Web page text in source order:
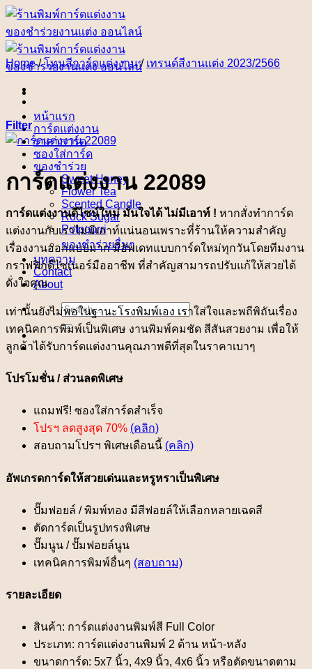
Skip
content
หน้าแรก
การ์ดแต่งงาน
ราคาการ์ด
ซองใส่การ์ด
ของชำร่วย
Sweet Honey
Flower Tea
Scented Candle
Rock Sugar
Potpourri
ของชำร่วยอื่นๆ
บทความ
Contact
About
Search
for:
Home / โทนสีการ์ดแต่งงาน / เทรนด์สีงานแต่ง 2023/2566
Filter
การ์ดแต่งงาน 22089
การ์ดแต่งงานดีไซน์ใหม่ มั่นใจได้ ไม่มีเอาท์ ! หากสั่งทำการ์ด
แต่งงานกับเราไม่มีเอาท์แน่นอนเพราะที่ร้านให้ความสำคัญ
เรื่องงานออกแบบมาก มีอัพเดทแบบการ์ดใหม่ทุกวันโดยทีมงาน
กราฟฟิกดีไซเนอร์มืออาชีพ ที่สำคัญสามารถปรับแก้ให้สวยได้
ดั่งใจคุณ
เท่านั้นยังไม่พอในฐานะโรงพิมพ์เอง เราใส่ใจและพถีพิถันเรื่อง
เทคนิคการพิมพ์เป็นพิเศษ งานพิมพ์คมชัด สีสันสวยงาม เพื่อให้
ลูกค้าได้รับการ์ดแต่งงานคุณภาพดีที่สุดในราคาเบาๆ
โปรโมชั่น / ส่วนลดพิเศษ
แถมฟรี! ซองใส่การ์ดสำเร็จ
โปรฯ ลดสูงสุด 70% (คลิก)
สอบถามโปรฯ พิเศษเดือนนี้ (คลิก)
อัพเกรดการ์ดให้สวยเด่นและหรูหราเป็นพิเศษ
ปั๊มฟอยล์ / พิมพ์ทอง มีสีฟอยล์ให้เลือกหลายเฉดสี
ตัดการ์ดเป็นรูปทรงพิเศษ
ปั๊มนูน / ปั๊มฟอยล์นูน
เทคนิคการพิมพ์อื่นๆ (สอบถาม)
รายละเอียด
สินค้า: การ์ดแต่งงานพิมพ์สี Full Color
ประเภท: การ์ดแต่งงานพิมพ์ 2 ด้าน หน้า-หลัง
ขนาดการ์ด: 5x7 นิ้ว, 4x9 นิ้ว, 4x6 นิ้ว หรือตัดขนาดตาม